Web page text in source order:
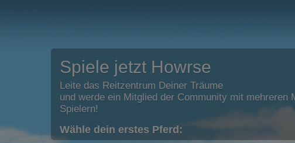
Spiele jetzt Howrse
Leite das Reitzentrum Deiner Träume
und werde ein Mitglied der Community mit mehreren
Spielern!
Wähle dein erstes Pferd: